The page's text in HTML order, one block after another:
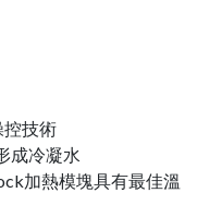
技術
成冷凝水
加熱模塊具有最佳溫